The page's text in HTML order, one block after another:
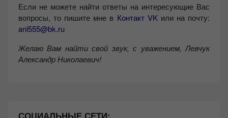
Если не можете найти ответы на интересующие Вас
вопросы, то пишите мне в Контакт VKили на почту:
anl555@bk.ru
Желаю Вам найти свой звук, с уважением, Левчук
Александр Николаевич!
СОЦИАЛЬНЫЕ СЕТИ: